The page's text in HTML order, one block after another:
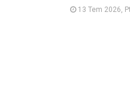
13 Tem 2026,